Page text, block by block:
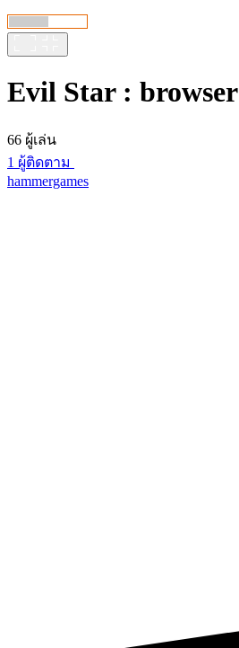
Evil Star : browser
66 ผู้เล่น
1 ผู้ติดตาม
hammergames